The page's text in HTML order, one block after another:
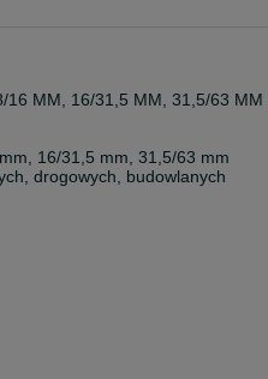
16 MM, 16/31,5 MM, 31,5/63 MM
16/31,5 mm, 31,5/63 mm
drogowych, budowlanych
===
!!